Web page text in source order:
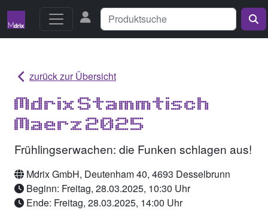
zurück zur Übersicht
Mdrix Stammtisch
Maerz 2025
Frühlingserwachen: die Funken schlagen aus!
Mdrix GmbH, Deutenham 40, 4693 Desselbrunn
Beginn: Freitag, 28.03.2025, 10:30 Uhr
Ende: Freitag, 28.03.2025, 14:00 Uhr